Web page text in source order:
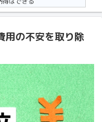
用の不安を取り除